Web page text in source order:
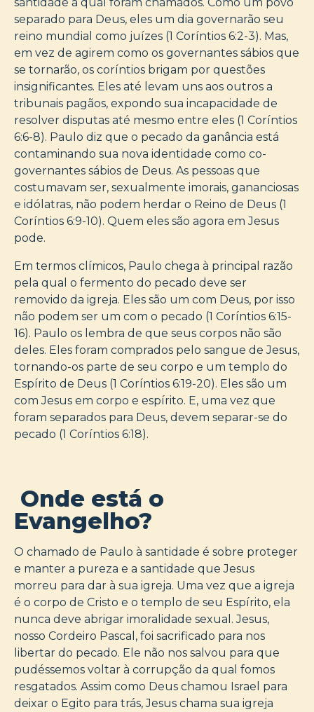
separado para Deus, eles um dia governarão seu
reino mundial como juízes (1 Coríntios 6:2-3). Mas,
em vez de agirem como os governantes sábios que
se tornarão, os coríntios brigam por questões
insignificantes. Eles até levam uns aos outros a
tribunais pagãos, expondo sua incapacidade de
resolver disputas até mesmo entre eles (1 Coríntios
6:6-8). Paulo diz que o pecado da ganância está
contaminando sua nova identidade como co-
governantes sábios de Deus. As pessoas que
costumavam ser, sexualmente imorais, gananciosas
e idólatras, não podem herdar o Reino de Deus (1
Coríntios 6:9-10). Quem eles são agora em Jesus
pode.
Em termos clímicos, Paulo chega à principal razão
pela qual o fermento do pecado deve ser
removido da igreja. Eles são um com Deus, por isso
não podem ser um com o pecado (1 Coríntios 6:15-
16). Paulo os lembra de que seus corpos não são
deles. Eles foram comprados pelo sangue de Jesus,
tornando-os parte de seu corpo e um templo do
Espírito de Deus (1 Coríntios 6:19-20). Eles são um
com Jesus em corpo e espírito. E, uma vez que
foram separados para Deus, devem separar-se do
pecado (1 Coríntios 6:18).
Onde está o
Evangelho?
O chamado de Paulo à santidade é sobre proteger
e manter a pureza e a santidade que Jesus
morreu para dar à sua igreja. Uma vez que a igreja
é o corpo de Cristo e o templo de seu Espírito, ela
nunca deve abrigar imoralidade sexual. Jesus,
nosso Cordeiro Pascal, foi sacrificado para nos
libertar do pecado. Ele não nos salvou para que
pudéssemos voltar à corrupção da qual fomos
resgatados. Assim como Deus chamou Israel para
deixar o Egito para trás, Jesus chama sua igreja